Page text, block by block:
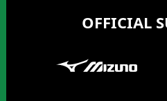
OFFICIAL